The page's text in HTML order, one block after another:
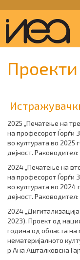
Проекти
2025 „Печатење на
на професорот Ѓорѓи
во културата во 2025
дејност.
2024 „Печатење на
на професорот Ѓорѓи
во културата во 2024
дејност.
2024
2023). Проект од
година од областа на
нематеријалното
р Ана Ашталковска